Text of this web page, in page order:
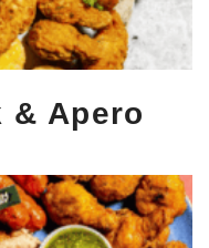
& Apero